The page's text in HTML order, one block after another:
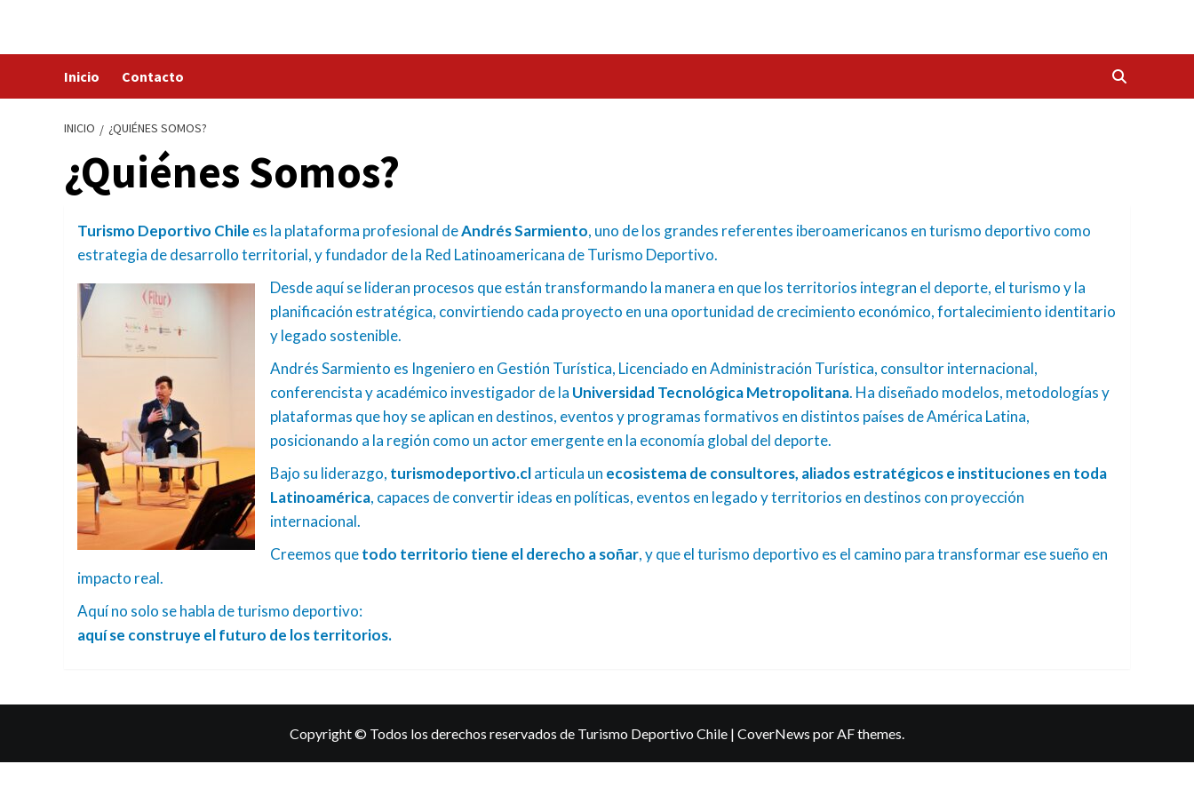
contenido
Inicio Contacto
INICIO ¿QUIÉNES SOMOS?
¿Quiénes Somos?
Turismo Deportivo Chile es la plataforma profesional deAndrés Sarmiento, uno de los grandes referentes iberoamericanos en turismo deportivo como
estrategia de desarrollo territorial, y fundador de la Red Latinoamericana de Turismo Deportivo.
Desde aquí se lideran procesos que están transformando la manera en que los territorios integran el deporte, el turismo y la
planificación estratégica, convirtiendo cada proyecto en una oportunidad de crecimiento económico, fortalecimiento identitario
y legado sostenible.
Andrés Sarmiento es Ingeniero en Gestión Turística, Licenciado en Administración Turística, consultor internacional,
conferencista y académico investigador de la Universidad Tecnológica Metropolitana. Ha diseñado modelos, metodologías y
plataformas que hoy se aplican en destinos, eventos y programas formativos en distintos países de América Latina,
posicionando a la región como un actor emergente en la economía global del deporte.
Bajo su liderazgo, turismodeportivo.clarticula un ecosistema de consultores, aliados estratégicos e instituciones en toda
Latinoamérica, capaces de convertir ideas en políticas, eventos en legado y territorios en destinos con proyección
internacional.
Creemos quetodo territorio tiene el derecho a soñar, y que el turismo deportivo es el camino para transformar ese sueño en
impacto real.
Aquí no solo se habla de turismo deportivo:
aquí se construye el futuro de los territorios.
Copyright © Todos los derechos reservados de Turismo Deportivo Chile | CoverNews por AF themes.